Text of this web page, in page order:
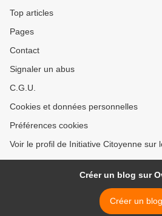
Top articles
Pages
Contact
Signaler un abus
C.G.U.
Cookies et données personnelles
Préférences cookies
Voir le profil de Initiative Citoyenne sur
Créer un blog sur
Créer un blog